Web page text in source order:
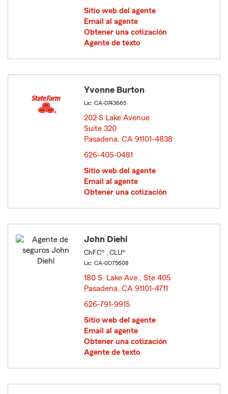
Sitio web del agente
Email al agente
Obtener una cotización
Agente de texto
Yvonne Burton
Lic: CA-0743665
202 S Lake Avenue
Suite 320
Pasadena, CA 91101-4838
626-405-0481
Sitio web del agente
Email al agente
Obtener una cotización
John Diehl
ChFC® , CLU®
Lic: CA-0D75608
180 S. Lake Ave., Ste 405
Pasadena, CA 91101-4711
626-791-9915
Sitio web del agente
Email al agente
Obtener una cotización
Agente de texto